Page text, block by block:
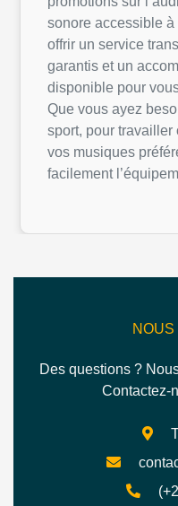
sonore accessible
offrir un service
garantis et un
disponible pour
Que vous ayez
sport, pour travailler
vos musiques
facilement
Des questions ?
Contactez-